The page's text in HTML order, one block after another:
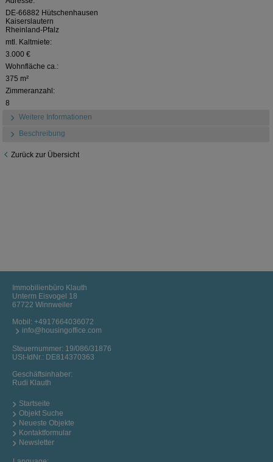
DE-66882 Hütschenhausen
Kaiserslautern
Rheinland-Pfalz
mtl. Kaltmiete:
3.000 €
Wohnfläche ca.:
375 m²
Zimmeranzahl:
8
Weitere Informationen
Beschreibung
Zurück zur Übersicht
Immobilienbüro Klauth
Unterm Eisvogel 18
67722 Winnweiler
Mobil: +4917664036072
info@housingoffice.com
Steuernummer: 19/086/31876
USt-IdNr.: DE814370363
Geschäftsinhaber:
Rudi Klauth
Startseite
Objekt Suche
Neueste Objekte
Kontaktformular
Newsletter